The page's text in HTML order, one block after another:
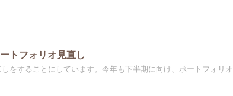
トフォリオ見直し
をすることにしています。今年も下半期に向け、ポートフォリオ